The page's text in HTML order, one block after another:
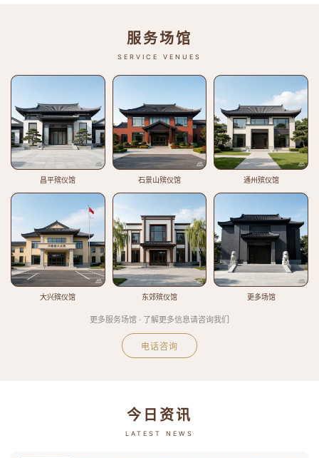
服务场馆
SERVICE VENUES
昌平殡仪馆 石景山殡仪馆 通州殡仪馆
大兴殡仪馆 东郊殡仪馆 更多场馆
更多服务场馆 · 了解更多信息请咨询我们
电话咨询
今日资讯
LATEST NEWS